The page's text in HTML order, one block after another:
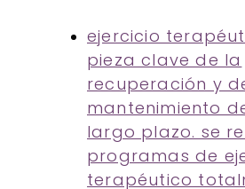
ejercicio
pieza clave de la
recuperación y
mantenimiento
largo plazo. se
programas de
terapéutico